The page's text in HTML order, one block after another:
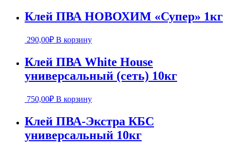
Клей ПВА НОВОХИМ «Супер» 1кг
290,00₽ В корзину
Клей ПВА White House
универсальный (сеть) 10кг
750,00₽ В корзину
Клей ПВА-Экстра КБС
универсальный 10кг